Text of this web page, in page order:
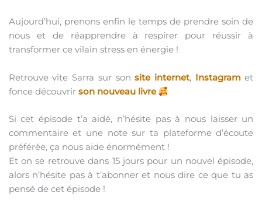
Aujourd’hui, prenons enfin le temps de prendre soin de
nous et de réapprendre à respirer pour réussir à
transformer ce vilain stress en énergie !
Retrouve vite Sarra sur sonsite internet, Instagramet
fonce découvrir son nouveau livre
Si cet épisode t’a aidé, n’hésite pas à nous laisser un
commentaire et une note sur ta plateforme d’écoute
préférée, ça nous aide énormément !
Et on se retrouve dans 15 jours pour un nouvel épisode,
alors n’hésite pas à t’abonner et nous dire ce que tu as
pensé de cet épisode !